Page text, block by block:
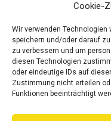
Cookie-
Wir verwenden
speichern und/oder darauf
zu verbessern und um
diesen Technologien
oder eindeutige IDs auf
Zustimmung nicht erteilen
Funktionen beeinträchtigt
Vorheriger Beitrag
Frühjahrsputz-Aktion -
Preise Wie Anno
Bezahlen Wie Anno